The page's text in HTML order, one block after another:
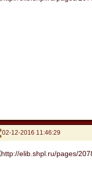
02-12-2016 11:46:29